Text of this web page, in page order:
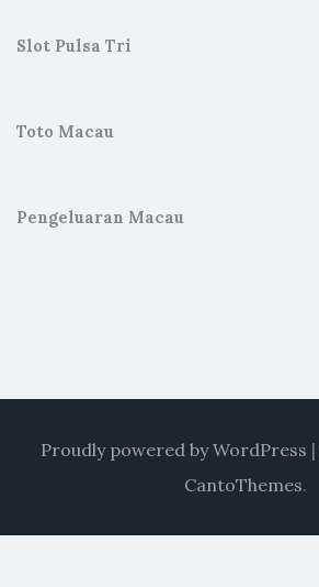
Slot Pulsa Tri
Toto Macau
Pengeluaran Macau
Proudly powered by WordPress |
CantoThemes.